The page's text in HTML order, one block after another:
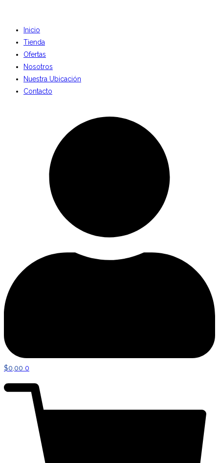
Inicio
Tienda
Ofertas
Nosotros
Nuestra Ubicación
Contacto
$0,00 0